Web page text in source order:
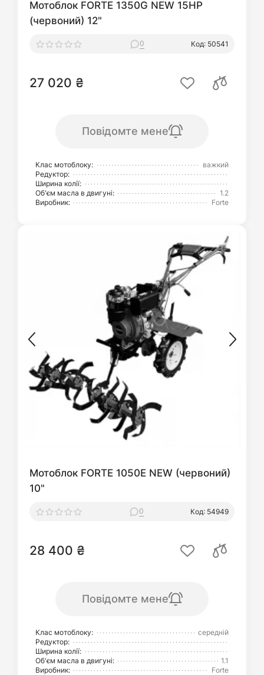
Мотоблок FORTE 1350G NEW 15HP
(червоний) 12"
0 Код: 50541
27 020 ₴
Повідомте мене
Клас мотоблоку:
важкий
Редуктор:
Ширина колії:
Об'єм масла в двигуні:
1.2
Виробник:
Forte
Мотоблок FORTE 1050E NEW (червоний)
10"
0 Код: 54949
28 400 ₴
Повідомте мене
Клас мотоблоку:
середній
Редуктор:
Ширина колії:
Об'єм масла в двигуні:
1.1
Виробник:
Forte